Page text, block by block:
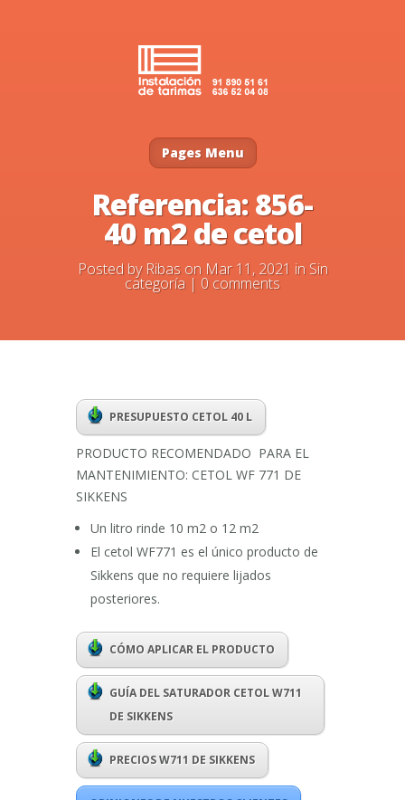
Pages Menu
Referencia: 856-
40 m2 de cetol
Posted by Ribason Mar 11, 2021 in Sin
categoría | 0 comments
PRESUPUESTO CETOL 40 L
PRODUCTO RECOMENDADO PARA EL
MANTENIMIENTO: CETOL WF 771 DE
SIKKENS
Un litro rinde 10 m2 o 12 m2
El cetol WF771 es el único producto de
Sikkens que no requiere lijados
posteriores.
CÓMO APLICAR EL PRODUCTO
GUÍA DEL SATURADOR CETOL W711
DE SIKKENS
PRECIOS W711 DE SIKKENS